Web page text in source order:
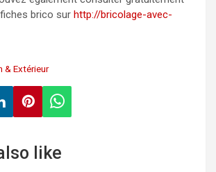
brico sur http://bricolage-avec-
& Extérieur
like